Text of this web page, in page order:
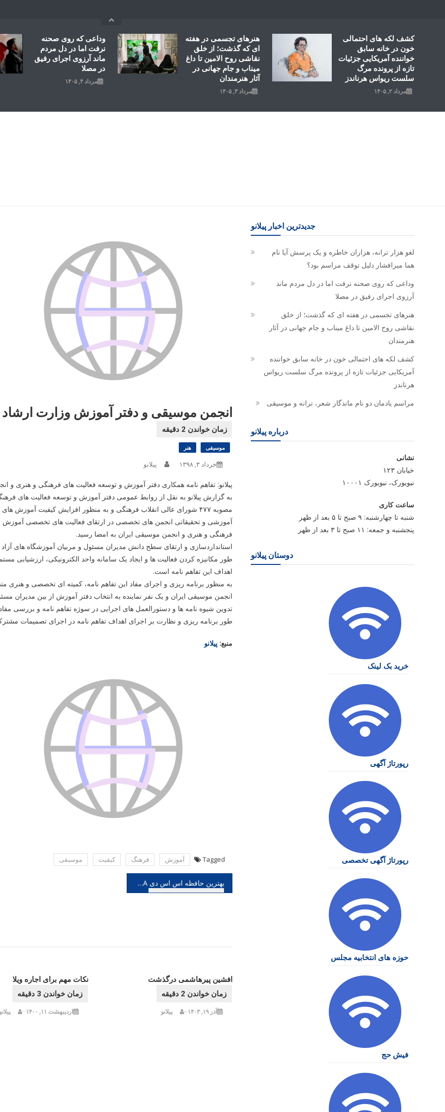
وداعی که روی صحنه
نرفت اما در دل مردم
ماند آرزوی اجرای رفیق
در مصلا
مرداد ۴, ۱۴۰۵
هنرهای تجسمی در هفته
ای که گذشت؛ از خلق
نقاشی روح الامین تا داغ
میناب و جام جهانی در
آثار هنرمندان
مرداد ۳, ۱۴۰۵
کشف لکه های احتمالی
خون در خانه سابق
خواننده آمریکایی جزئیات
تازه از پرونده مرگ
سلست ریواس هرناندز
مرداد ۲, ۱۴۰۵
انجمن موسیقی و دفتر آموزش وزارت ارشاد
موسیقی هنر
خرداد ۳, ۱۳۹۸ پیلانو
پیلانو: تفاهم نامه همکاری دفتر آموزش و توسعه فعالیت های فرهنگی و هنری و
مصوبه ۴۷۷ شورای عالی انقلاب فرهنگی و به منظور افزایش کیفیت
آموزشی و تحقیقاتی انجمن های تخصصی در ارتقای فعالیت های تخصصی آموزش
فرهنگی و هنری و انجمن موسیقی ایران به امضا رسید.
استانداردسازی و ارتقای سطح دانش مدیران مسئول و مربیان آموزشگاه های
طور مکانیزه کردن فعالیت ها و ایجاد یک سامانه واحد الکترونیکی، ارزشیابی
اهداف این تفاهم نامه است.
انجمن موسیقی ایران و یک نفر نماینده به انتخاب دفتر آموزش از بین مدیران
تدوین شیوه نامه ها و دستورالعمل های اجرایی در سوژه تفاهم نامه و بررسی
طور برنامه ریزی و نظارت بر اجرای اهداف تفاهم نامه در اجرای تصمیمات
منبع: پیلانو
Tagged آموزش فرهنگ كیفیت موسیقی
راهبری
بهترین حافظه اس اس دی ADATA
نکات مهم برای اجاره ویلا
اردیبهشت ۱۱, ۱۴۰۰ پیلانو
افشین پیرهاشمی درگذشت
آذر ۱۹, ۱۴۰۳ پیلانو
جدیدترین اخبار پیلانو
لغو هزار ترانه، هزاران خاطره و یک پرسش آیا نام
هما میرافشار دلیل توقف مراسم بود؟
وداعی که روی صحنه نرفت اما در دل مردم ماند
آرزوی اجرای رفیق در مصلا
هنرهای تجسمی در هفته ای که گذشت؛ از خلق
نقاشی روح الامین تا داغ میناب و جام جهانی در آثار
هنرمندان
کشف لکه های احتمالی خون در خانه سابق خواننده
آمریکایی جزئیات تازه از پرونده مرگ سلست ریواس
هرناندز
مراسم یادمان دو نام ماندگار شعر، ترانه و موسیقی
درباره پیلانو
نشانی
خیابان ۱۲۳
نیویورک، نیویورک ۱۰۰۰۱
ساعت کاری
شنبه تا چهارشنبه: ۹ صبح تا ۵ بعد از ظهر
پنجشنبه و جمعه: ۱۱ صبح تا ۳ بعد از ظهر
دوستان پیلانو
خرید بک لینک
رپورتاژ آگهی
رپورتاژ آگهی تخصصی
حوزه های انتخابیه مجلس
فیش حج